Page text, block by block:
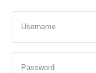
Username
Password